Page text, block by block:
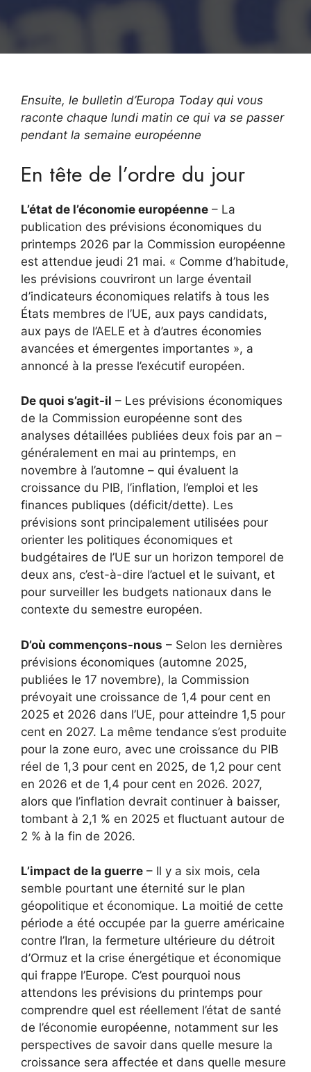
Ensuite, le bulletin d’Europa Today qui vous
raconte chaque lundi matin ce qui va se passer
pendant la semaine européenne
En tête de l’ordre du jour
L’état de l’économie européenne – La
publication des prévisions économiques du
printemps 2026 par la Commission européenne
est attendue jeudi 21 mai. « Comme d’habitude,
les prévisions couvriront un large éventail
d’indicateurs économiques relatifs à tous les
États membres de l’UE, aux pays candidats,
aux pays de l’AELE et à d’autres économies
avancées et émergentes importantes », a
annoncé à la presse l’exécutif européen.
De quoi s’agit-il – Les prévisions économiques
de la Commission européenne sont des
analyses détaillées publiées deux fois par an –
généralement en mai au printemps, en
novembre à l’automne – qui évaluent la
croissance du PIB, l’inflation, l’emploi et les
finances publiques (déficit/dette). Les
prévisions sont principalement utilisées pour
orienter les politiques économiques et
budgétaires de l’UE sur un horizon temporel de
deux ans, c’est-à-dire l’actuel et le suivant, et
pour surveiller les budgets nationaux dans le
contexte du semestre européen.
D’où commençons-nous – Selon les dernières
prévisions économiques (automne 2025,
publiées le 17 novembre), la Commission
prévoyait une croissance de 1,4 pour cent en
2025 et 2026 dans l’UE, pour atteindre 1,5 pour
cent en 2027. La même tendance s’est produite
pour la zone euro, avec une croissance du PIB
réel de 1,3 pour cent en 2025, de 1,2 pour cent
en 2026 et de 1,4 pour cent en 2026. 2027,
alors que l’inflation devrait continuer à baisser,
tombant à 2,1 % en 2025 et fluctuant autour de
2 % à la fin de 2026.
L’impact de la guerre – Il y a six mois, cela
semble pourtant une éternité sur le plan
géopolitique et économique. La moitié de cette
période a été occupée par la guerre américaine
contre l’Iran, la fermeture ultérieure du détroit
d’Ormuz et la crise énergétique et économique
qui frappe l’Europe. C’est pourquoi nous
attendons les prévisions du printemps pour
comprendre quel est réellement l’état de santé
de l’économie européenne, notamment sur les
perspectives de savoir dans quelle mesure la
croissance sera affectée et dans quelle mesure